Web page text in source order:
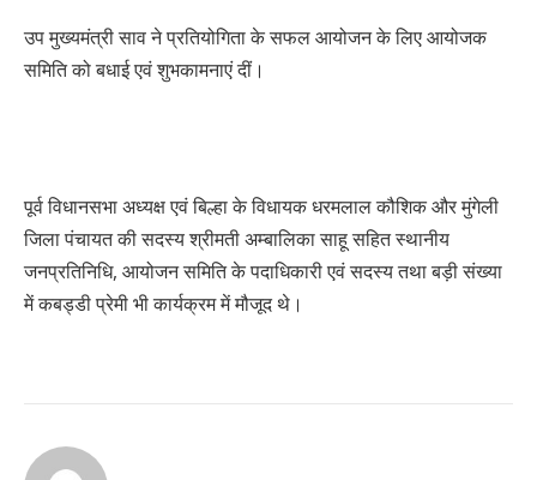
उप मुख्यमंत्री साव ने प्रतियोगिता के सफल आयोजन के लिए आयोजक
समिति को बधाई एवं शुभकामनाएं दीं।
पूर्व विधानसभा अध्यक्ष एवं बिल्हा के विधायक धरमलाल कौशिक और मुंगेली
जिला पंचायत की सदस्य श्रीमती अम्बालिका साहू सहित स्थानीय
जनप्रतिनिधि, आयोजन समिति के पदाधिकारी एवं सदस्य तथा बड़ी संख्या
में कबड्डी प्रेमी भी कार्यक्रम में मौजूद थे।